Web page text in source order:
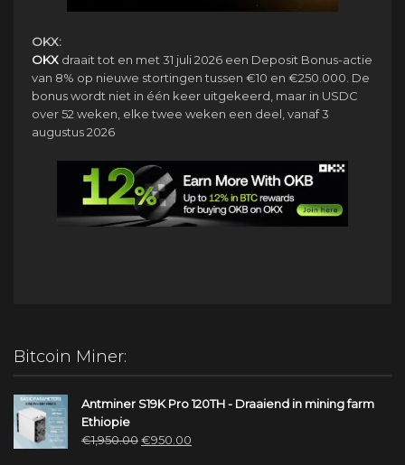
OKX:
OKX draait tot en met 31 juli 2026 een Deposit Bonus-actie
van 8% op nieuwe stortingen tussen €10 en €250.000. De
bonus wordt niet in één keer uitgekeerd, maar in USDC
over 52 weken, elke twee weken een deel, vanaf 3
augustus 2026
Bitcoin Miner:
Antminer S19K Pro 120TH - Draaiend in mining farm
Ethiopie
€1,950.00Oorspronkelijke
€950.00